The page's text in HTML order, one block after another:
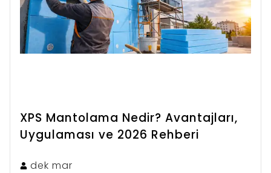
XPS Mantolama Nedir? Avantajları,
Uygulaması ve 2026 Rehberi
dek mar